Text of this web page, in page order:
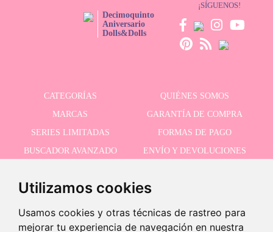
Utilizamos cookies
Usamos cookies y otras técnicas de rastreo para
mejorar tu experiencia de navegación en nuestra
Decimoquinto
Aniversario
Dolls&Dolls
¡SÍGUENOS!
CATEGORÍAS
QUIÉNES SOMOS
MARCAS
GARANTÍA DE COMPRA
SERIES LIMITADAS
FORMAS DE PAGO
BUSCADOR AVANZADO
ENVÍO Y DEVOLUCIONES
RECIBE NUESTRAS ÚLTIMAS NOVEDADES